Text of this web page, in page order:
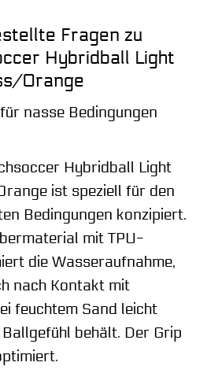
Fragen zu
Hybridball Light
Orange
nasse Bedingungen
Hybridball Light
ist speziell für den
Bedingungen konzipiert.
mit TPU-
die Wasseraufnahme,
nach Kontakt mit
feuchtem Sand leicht
behält. Der Grip